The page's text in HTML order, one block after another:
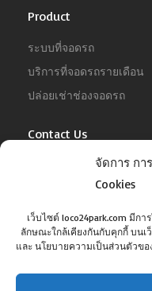
จัดการ กา
Cookies
เว็บไซต์ loco24park.com มีก
ลักษณะใกล้เคียงกันกับคุกกี้ บนเ
และ นโยบายความเป็นส่วนตัวข
Product
ระบบที่จอดรถ
บริการที่จอดรถรายเดือน
ปล่อยเช่าช่องจอดรถ
Contact Us
02-022-4680
For Customer
Email :